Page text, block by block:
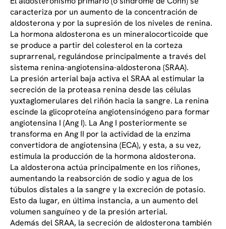
caracteriza por un aumento de la concentración de
aldosterona y por la supresión de los niveles de renina.
La hormona aldosterona es un mineralocorticoide que
se produce a partir del colesterol en la corteza
suprarrenal, regulándose principalmente a través del
sistema renina-angiotensina-aldosterona (SRAA).
La presión arterial baja activa el SRAA al estimular la
secreción de la proteasa renina desde las células
yuxtaglomerulares del riñón hacia la sangre. La renina
escinde la glicoproteína angiotensinógeno para formar
angiotensina I (Ang I). La Ang I posteriormente se
transforma en Ang II por la actividad de la enzima
convertidora de angiotensina (ECA), y esta, a su vez,
estimula la producción de la hormona aldosterona.
La aldosterona actúa principalmente en los riñones,
aumentando la reabsorción de sodio y agua de los
túbulos distales a la sangre y la excreción de potasio.
Esto da lugar, en última instancia, a un aumento del
volumen sanguíneo y de la presión arterial.
Además del SRAA, la secreción de aldosterona también